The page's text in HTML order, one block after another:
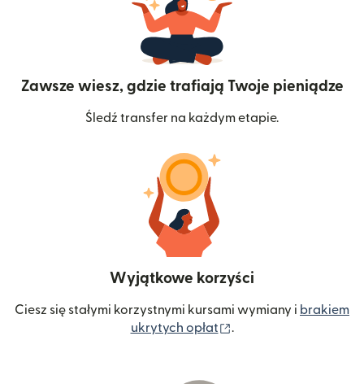
Zawsze wiesz, gdzie trafiają Twoje pieniądze
Śledź transfer na każdym etapie.
Wyjątkowe korzyści
Ciesz się stałymi korzystnymi kursami wymiany i brakiem
ukrytych opłat
.